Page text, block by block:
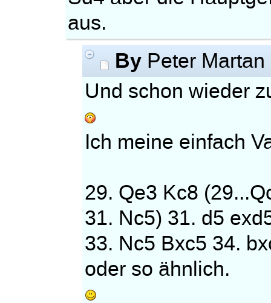
aus.
By Peter Martan
Und schon wieder
Ich meine einfach
29. Qe3 Kc8
31. Nc5) 31. d5
33. Nc5 Bxc5 34.
oder so ähnlich.